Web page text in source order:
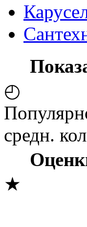
◴
средн.
★